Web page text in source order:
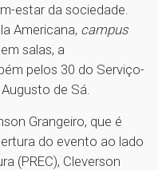
estar da sociedade.
Americana, campus
salas, a
pelos 30 do Serviço-
de Sá.
Grangeiro, que é
do evento ao lado
(PREC), Cleverson